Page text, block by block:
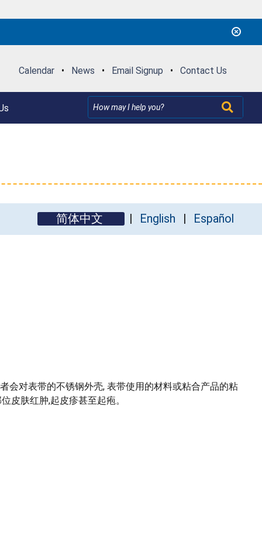
Calendar • News • Email Signup • Contact Us
简体中文 English Español
会对表带的不锈钢外壳, 表带使用的材料或粘合产品的粘
皮肤红肿,起皮疹甚至起疱。